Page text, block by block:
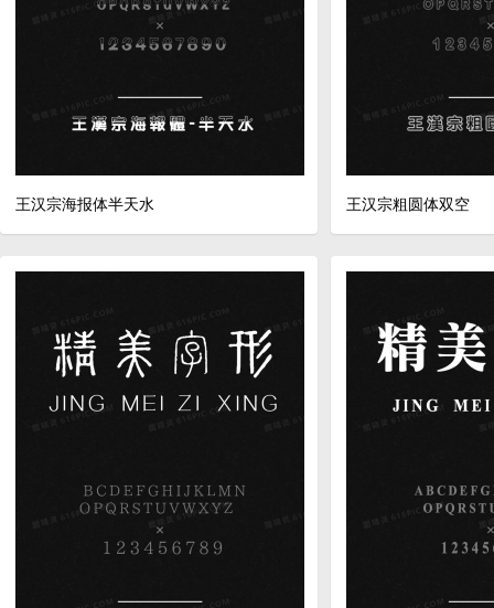
王汉宗海报体半天水 王汉宗粗圆体双空